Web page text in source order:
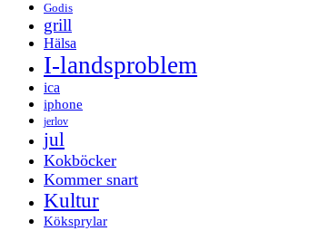
Godis
grill
Hälsa
I-landsproblem
ica
iphone
jerlov
jul
Kokböcker
Kommer snart
Kultur
Köksprylar